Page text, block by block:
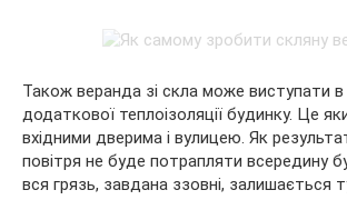
Також веранда зі скла може виступати в
додаткової теплоізоляції будинку. Це
вхідними дверима і вулицею. Як
повітря не буде потрапляти всередину
вся грязь, завдана ззовні, залишається